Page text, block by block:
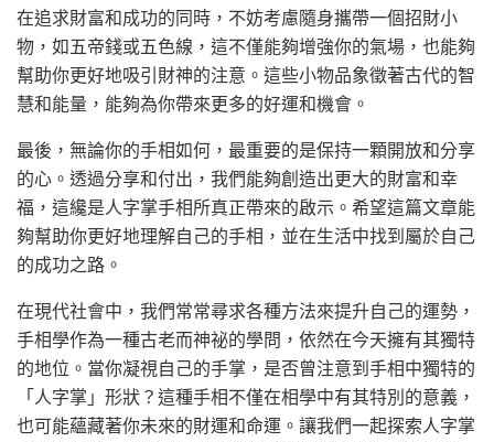
在追求財富和成功的同時，不妨考慮隨身攜帶一個招財小
物，如五帝錢或五色線，這不僅能夠增強你的氣場，也能夠
幫助你更好地吸引財神的注意。這些小物品象徵著古代的智
慧和能量，能夠為你帶來更多的好運和機會。
最後，無論你的手相如何，最重要的是保持一顆開放和分享
的心。透過分享和付出，我們能夠創造出更大的財富和幸
福，這纔是人字掌手相所真正帶來的啟示。希望這篇文章能
夠幫助你更好地理解自己的手相，並在生活中找到屬於自己
的成功之路。
在現代社會中，我們常常尋求各種方法來提升自己的運勢，
手相學作為一種古老而神祕的學問，依然在今天擁有其獨特
的地位。當你凝視自己的手掌，是否曾注意到手相中獨特的
「人字掌」形狀？這種手相不僅在相學中有其特別的意義，
也可能蘊藏著你未來的財運和命運。讓我們一起探索人字掌